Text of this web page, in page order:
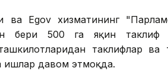
ва Egov хизматининг
бери 500 га яқин таклиф
таклифлар ва
ишлар давом этмоқда.